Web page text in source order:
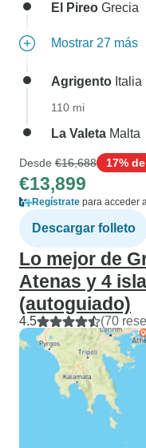
El Pireo Grecia
Mostrar 27 más
Agrigento Italia
110 mi
La Valeta Malta
Desde €16,688 17%
€13,899
Regístrate para acceder
Descargar folleto
Lo mejor de
Atenas y 4
(autoguiado)
4.5 (70